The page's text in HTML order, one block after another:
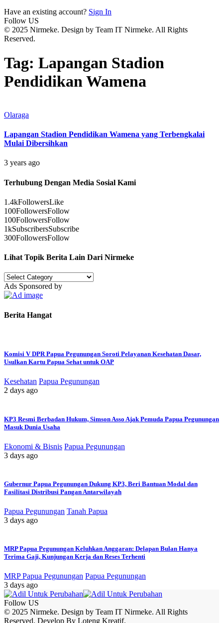
Have an existing account? Sign In
Follow US
© 2025 Nirmeke. Design by Team IT Nirmeke. All Rights
Reserved.
Tag: Lapangan Stadion
Pendidikan Wamena
Olaraga
Lapangan Stadion Pendidikan Wamena yang Terbengkalai
Mulai Dibersihkan
3 years ago
Terhubung Dengan Media Sosial Kami
1.4kFollowersLike
100FollowersFollow
100FollowersFollow
1kSubscribersSubscribe
300FollowersFollow
Lihat Topik Berita Lain Dari Nirmeke
Lihat
Topik
Berita
Dari
Ads Sponsored by
Berita Hangat
Komisi V DPR Papua Pegunungan Soroti Pelayanan Kesehatan Dasar,
Usulkan Kartu Papua Sehat untuk OAP
Kesehatan Papua Pegunungan
2 days ago
KP3 Resmi Berbadan Hukum, Simson Asso Ajak Pemuda Papua Pegunungan
Masuk Dunia Usaha
Ekonomi & Bisnis Papua Pegunungan
3 days ago
Gubernur Papua Pegunungan Dukung KP3, Beri Bantuan Modal dan
Fasilitasi Distribusi Pangan Antarwilayah
Papua Pegunungan Tanah Papua
3 days ago
MRP Papua Pegunungan Keluhkan Anggaran: Delapan Bulan Hanya
Terima Gaji, Kunjungan Kerja dan Reses Terhenti
MRP Papua Pegunungan Papua Pegunungan
3 days ago
Follow US
© 2025 Nirmeke. Design by Team IT Nirmeke. All Rights
Reserved. Develop By Loteng Kreatif.